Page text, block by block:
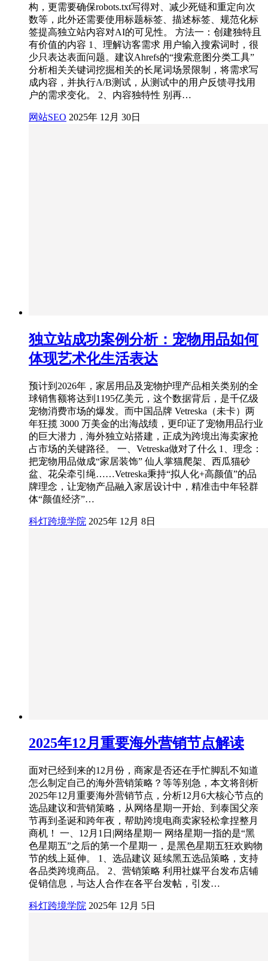
构，更需要确保robots.txt写得对、减少死链和重定向次
数等，此外还需要使用标题标签、描述标签、规范化标
签提高独立站内容对AI的可见性。 方法一：创建独特且
有价值的内容 1、理解访客需求 用户输入搜索词时，很
少只表达表面问题。建议Ahrefs的“搜索意图分类工具”
分析相关关键词挖掘相关的长尾词场景限制，将需求写
成内容，并执行A/B测试，从测试中的用户反馈寻找用
户的需求变化。 2、内容独特性 别再…
网站SEO 2025年 12月 30日
独立站成功案例分析：宠物用品如何
体现艺术化生活表达
预计到2026年，家居⽤品及宠物护理产品相关类别的全
球销售额将达到1195亿美元，这个数据背后，是千亿级
宠物消费市场的爆发。而中国品牌 Vetreska（未卡）两
年狂揽 3000 万美金的出海战绩，更印证了宠物用品行业
的巨大潜力，海外独立站搭建，正成为跨境出海卖家抢
占市场的关键路径。 一、Vetreska做对了什么 1、理念：
把宠物用品做成“家居装饰” 仙人掌猫爬架、西瓜猫砂
盆、花朵牵引绳……Vetreska秉持“拟人化+高颜值”的品
牌理念，让宠物产品融入家居设计中，精准击中年轻群
体“颜值经济”…
科灯跨境学院 2025年 12月 8日
2025年12月重要海外营销节点解读
面对已经到来的12月份，商家是否还在手忙脚乱不知道
怎么制定自己的海外营销策略？等等别急，本文将剖析
2025年12月重要海外营销节点，分析12月6大核心节点的
选品建议和营销策略，从网络星期一开始、到泰国父亲
节再到圣诞和跨年夜，帮助跨境电商卖家轻松拿捏整月
商机！ 一、12月1日|网络星期一 网络星期一指的是“黑
色星期五”之后的第一个星期一，是黑色星期五狂欢购物
节的线上延伸。 1、选品建议 延续黑五选品策略，支持
各品类跨境商品。 2、营销策略 利用社媒平台发布店铺
促销信息，与达人合作在各平台发帖，引发…
科灯跨境学院 2025年 12月 5日